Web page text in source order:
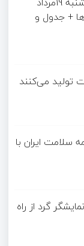
+ جدول و
تولید می‌کنند
سلامت ایران با
گرد از راه